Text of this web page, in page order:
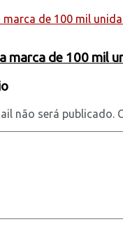
marca de 100 mil
não será publicado.